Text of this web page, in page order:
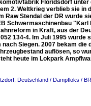
Floridsdorf
2. Weltkrieg verblieb sie
Raw Stendal der DR wurde
Schwermaschinenbau
in Kraft, aus der
134-4. Im Juli 1995
Siegen. 2007 bekam die
auflösen, so
heute im Lokpark
Deutschland / Dampfloks /